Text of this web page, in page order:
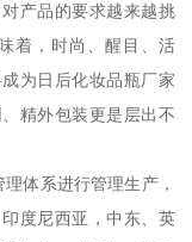
产品的要求越来越挑
着，时尚、醒目、活
为日后化妆品瓶厂家
精外包装更是层出不
体系进行管理生产，
度尼西亚，中东、英